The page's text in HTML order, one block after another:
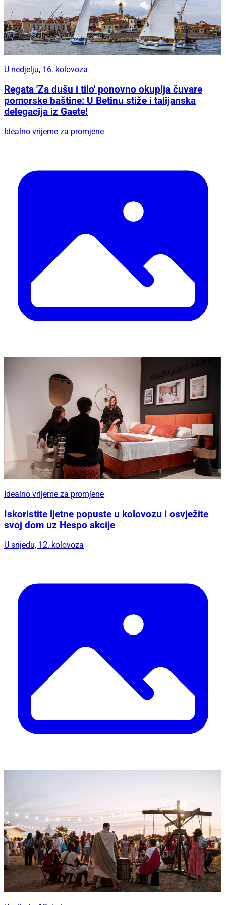
U nedjelju, 16. kolovoza
Regata 'Za dušu i tilo' ponovno okuplja čuvare
pomorske baštine: U Betinu stiže i talijanska
delegacija iz Gaete!
Idealno vrijeme za promjene
Idealno vrijeme za promjene
Iskoristite ljetne popuste u kolovozu i osvježite
svoj dom uz Hespo akcije
U srijedu, 12. kolovoza